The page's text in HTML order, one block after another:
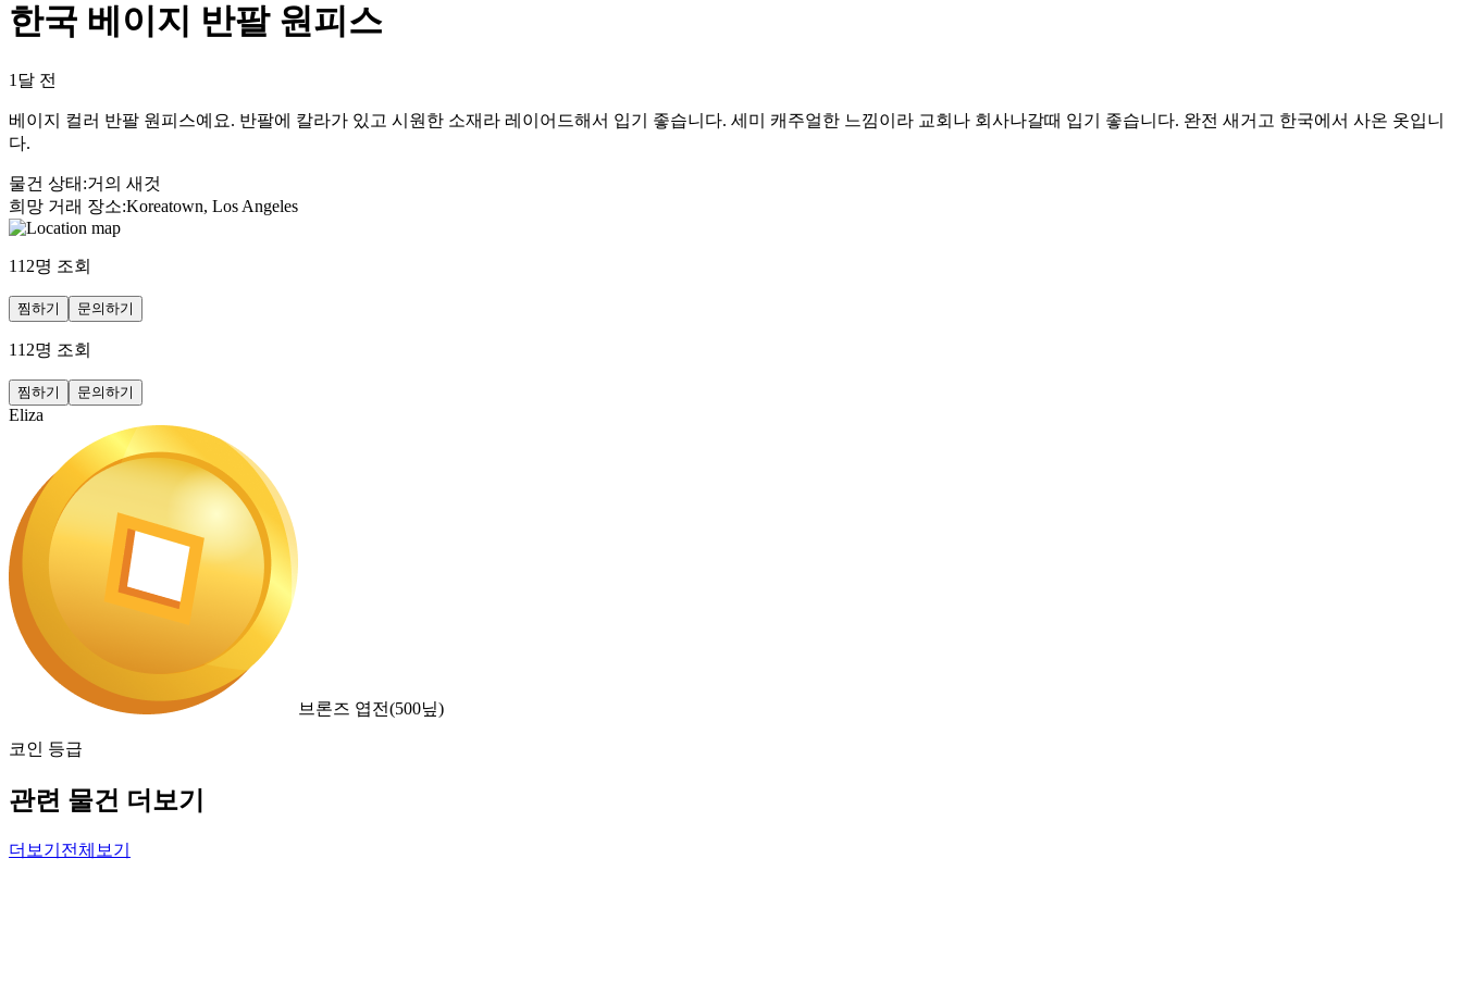
한국 베이지 반팔 원피스
1달 전
베이지 컬러 반팔 원피스예요. 반팔에 칼라가 있고 시원한 소재라 레이어드해서 입기 좋습니다. 세미 캐주얼한 느낌이라 교회나 회사나갈때 입기 좋습니다. 완전 새거고 한국에서 사온 옷입니
다.
물건 상태 :거의 새것
희망 거래 장소:Koreatown, Los Angeles
112명 조회
찜하기 문의하기
112명 조회
찜하기 문의하기
Eliza
브론즈 엽전(500닢)
코인 등급
관련 물건 더보기
더보기 전체보기